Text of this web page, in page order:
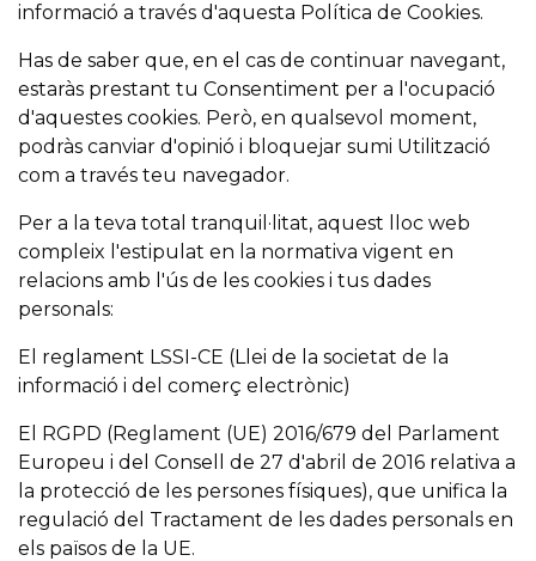
informació a través d'aquesta Política de Cookies.
Has de saber que, en el cas de continuar navegant,
estaràs prestant tu Consentiment per a l'ocupació
d'aquestes cookies. Però, en qualsevol moment,
podràs canviar d'opinió i bloquejar sumi Utilització
com a través teu navegador.
Per a la teva total tranquil·litat, aquest lloc web
compleix l'estipulat en la normativa vigent en
relacions amb l'ús de les cookies i tus dades
personals:
El reglament LSSI-CE (Llei de la societat de la
informació i del comerç electrònic)
El RGPD (Reglament (UE) 2016/679 del Parlament
Europeu i del Consell de 27 d'abril de 2016 relativa a
la protecció de les persones físiques), que unifica la
regulació del Tractament de les dades personals en
els països de la UE.